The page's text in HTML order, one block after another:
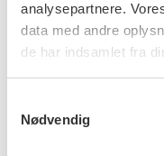
analysepartnere.
data med andre
de har indsamlet fra
Nødvendig
nyheder
Gennemsigtige
17.6.2025